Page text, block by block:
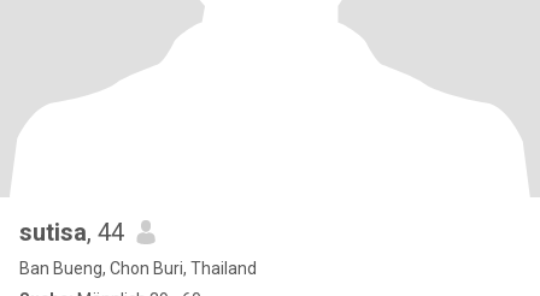
sutisa, 44
Ban Bueng, Chon Buri, Thailand